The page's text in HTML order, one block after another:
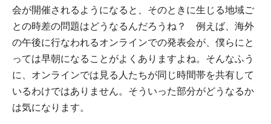
会が開催されるようになると、そのときに生じる地域ご
との時差の問題はどうなるんだろうね？ 例えば、海外
の午後に行なわれるオンラインでの発表会が、僕らにと
っては早朝になることがよくありますよね。そんなふう
に、オンラインでは見る人たちが同じ時間帯を共有して
いるわけではありません。そういった部分がどうなるか
は気になります。